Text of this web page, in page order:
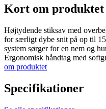
Kort om produktet
Højtydende stiksav med
for særligt dybe snit på op til
system sørger for en nem og
Ergonomisk håndtag med
om produktet
Specifikationer